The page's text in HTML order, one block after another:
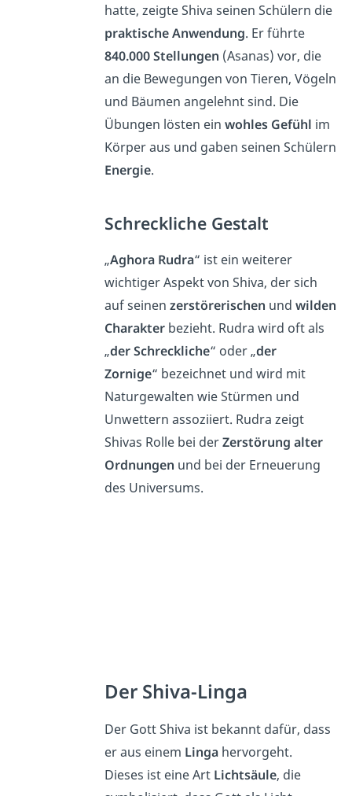
hatte, zeigte Shiva seinen Schülern die
praktische Anwendung. Er führte
840.000 Stellungen (Asanas) vor, die
an die Bewegungen von Tieren, Vögeln
und Bäumen angelehnt sind. Die
Übungen lösten ein wohles Gefühl im
Körper aus und gaben seinen Schülern
Energie.
Schreckliche Gestalt
„Aghora Rudra“ ist ein weiterer
wichtiger Aspekt von Shiva, der sich
auf seinen zerstörerischen und wilden
Charakterbezieht. Rudra wird oft als
„der Schreckliche“ oder „der
Zornige“ bezeichnet und wird mit
Naturgewalten wie Stürmen und
Unwettern assoziiert. Rudra zeigt
Shivas Rolle bei derZerstörung alter
Ordnungen und bei der Erneuerung
des Universums.
Der Shiva-Linga
Der Gott Shiva ist bekannt dafür, dass
er aus einem Lingahervorgeht.
Dieses ist eine Art Lichtsäule, die